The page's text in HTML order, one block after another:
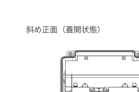
斜め正面（蓋開状態）